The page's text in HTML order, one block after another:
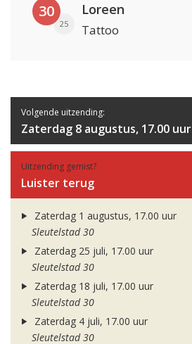
30
25
Loreen
Tattoo
Volgende uitzending:
Zaterdag 8 augustus, 17.00 uur
Uitzending gemist?
Luister terug
Zaterdag 1 augustus, 17.00 uur
Sleutelstad 30
Zaterdag 25 juli, 17.00 uur
Sleutelstad 30
Zaterdag 18 juli, 17.00 uur
Sleutelstad 30
Zaterdag 4 juli, 17.00 uur
Sleutelstad 30